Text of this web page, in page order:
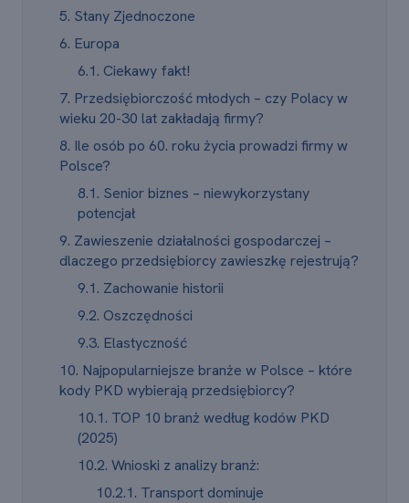
5. Stany Zjednoczone
6. Europa
6.1. Ciekawy fakt!
7. Przedsiębiorczość młodych – czy Polacy w
wieku 20-30 lat zakładają firmy?
8. Ile osób po 60. roku życia prowadzi firmy w
Polsce?
8.1. Senior biznes – niewykorzystany
potencjał
9. Zawieszenie działalności gospodarczej –
dlaczego przedsiębiorcy zawieszkę rejestrują?
9.1. Zachowanie historii
9.2. Oszczędności
9.3. Elastyczność
10. Najpopularniejsze branże w Polsce – które
kody PKD wybierają przedsiębiorcy?
10.1. TOP 10 branż według kodów PKD
(2025)
10.2. Wnioski z analizy branż:
10.2.1. Transport dominuje